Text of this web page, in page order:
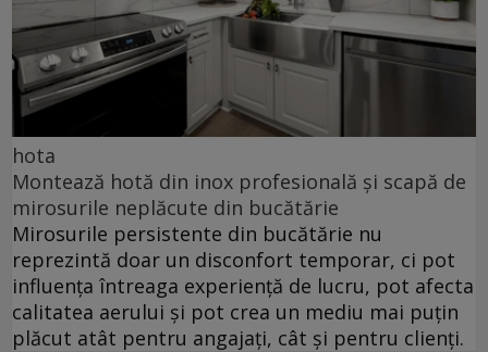
hota
Montează hotă din inox profesională și scapă de
mirosurile neplăcute din bucătărie
Mirosurile persistente din bucătărie nu
reprezintă doar un disconfort temporar, ci pot
influența întreaga experiență de lucru, pot afecta
calitatea aerului și pot crea un mediu mai puțin
plăcut atât pentru angajați, cât și pentru clienți.